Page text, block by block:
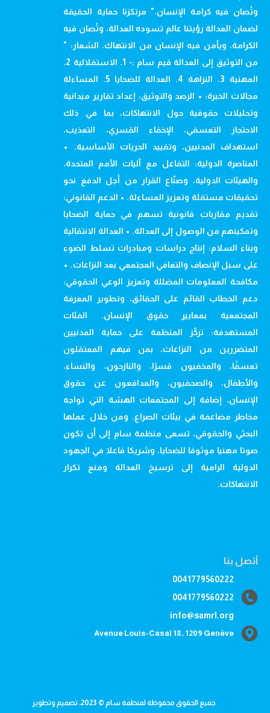
وتُصان فيه كرامة الإنسان." مرتكزنا حماية الحقيقة
لضمان العدالة رؤيتنا عالم تسوده العدالة، وتُصان فيه
الكرامة، ويأمن فيه الإنسان من الانتهاك. الشعار: "
من التوثيق إلى العدالة قيم سام :- 1. الاستقلالية 2.
المهنية 3. النزاهة 4. العدالة للضحايا 5. المساءلة
مجالات الخبرة: • الرصد والتوثيق: إعداد تقارير ميدانية
وتحليلات حقوقية حول الانتهاكات، بما في ذلك
الاحتجاز التعسفي، الإخفاء القسري، التعذيب،
استهداف المدنيين، وتقييد الحريات الأساسية. •
المناصرة الدولية: التفاعل مع آليات الأمم المتحدة،
والهيئات الدولية، وصنّاع القرار من أجل الدفع نحو
تحقيقات مستقلة وتعزيز المساءلة. • الدعم القانوني:
تقديم مقاربات قانونية تسهم في حماية الضحايا
وتمكينهم من الوصول إلى العدالة. • العدالة الانتقالية
وبناء السلام: إنتاج دراسات ومبادرات تسلط الضوء
على سبل الإنصاف والتعافي المجتمعي بعد النزاعات. •
مكافحة المعلومات المضللة وتعزيز الوعي الحقوقي:
دعم الخطاب القائم على الحقائق، وتطوير المعرفة
المجتمعية بمعايير حقوق الإنسان. الفئات
المستهدفة: تركّز المنظمة على حماية المدنيين
المتضررين من النزاعات، بمن فيهم المعتقلون
تعسفًا، والمخفيون قسرًا، والنازحون، والنساء،
والأطفال، والصحفيون، والمدافعون عن حقوق
الإنسان، إضافة إلى المجتمعات الهشة التي تواجه
مخاطر مضاعفة في بيئات الصراع. ومن خلال عملها
البحثي والحقوقي، تسعى منظمة سام إلى أن تكون
صوتا مهنيا موثوقا للضحايا، وشريكا فاعلا في الجهود
الدولية الرامية إلى ترسيخ العدالة ومنع تكرار
الانتهاكات.
أتصل بنا
0041779560222
0041779560222
info@samrl.org
Avenue Louis-Casaï 18, 1209 Genève
جميع الحقوق محفوظة لمنظمة سام © 2023، تصميم وتطوير